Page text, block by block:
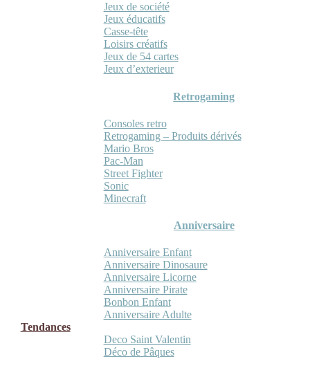
Jeux de société
Jeux éducatifs
Casse-tête
Loisirs créatifs
Jeux de 54 cartes
Jeux d’exterieur
Retrogaming
Consoles retro
Retrogaming – Produits dérivés
Mario Bros
Pac-Man
Street Fighter
Sonic
Minecraft
Anniversaire
Anniversaire Enfant
Anniversaire Dinosaure
Anniversaire Licorne
Anniversaire Pirate
Bonbon Enfant
Anniversaire Adulte
Tendances
Deco Saint Valentin
Déco de Pâques